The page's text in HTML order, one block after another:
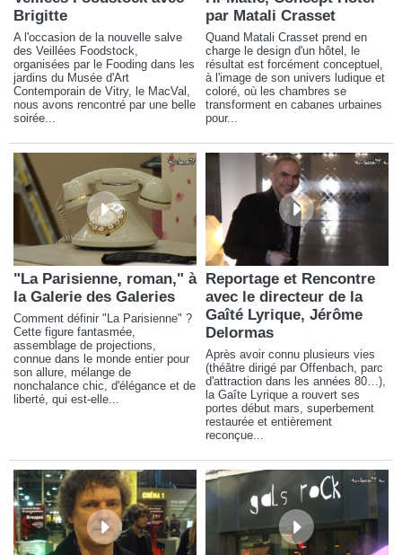
Brigitte
A l'occasion de la nouvelle salve
des Veillées Foodstock,
organisées par le Fooding dans les
jardins du Musée d'Art
Contemporain de Vitry, le MacVal,
nous avons rencontré par une belle
soirée...
par Matali Crasset
Quand Matali Crasset prend en
charge le design d'un hôtel, le
résultat est forcément conceptuel,
à l'image de son univers ludique et
coloré, où les chambres se
transforment en cabanes urbaines
pour...
"La Parisienne, roman," à
la Galerie des Galeries
Comment définir "La Parisienne" ?
Cette figure fantasmée,
assemblage de projections,
connue dans le monde entier pour
son allure, mélange de
nonchalance chic, d'élégance et de
liberté, qui est-elle...
Reportage et Rencontre
avec le directeur de la
Gaîté Lyrique, Jérôme
Delormas
Après avoir connu plusieurs vies
(théâtre dirigé par Offenbach, parc
d'attraction dans les années 80…),
la Gaîte Lyrique a rouvert ses
portes début mars, superbement
restaurée et entièrement
reconçue...